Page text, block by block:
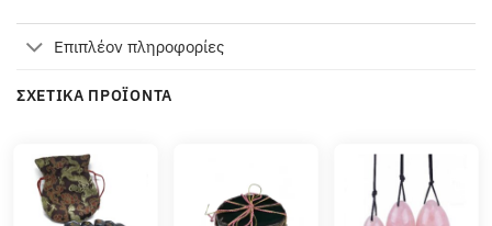
Επιπλέον πληροφορίες
ΣΧΕΤΙΚΆ ΠΡΟΪΌΝΤΑ